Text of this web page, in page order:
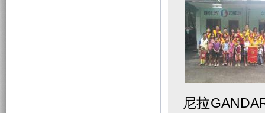
尼拉